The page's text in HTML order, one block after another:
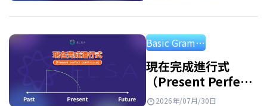
Basic Grammar
現在完成進行式
（Present Perfect
Continuous
2026年/07月/30日